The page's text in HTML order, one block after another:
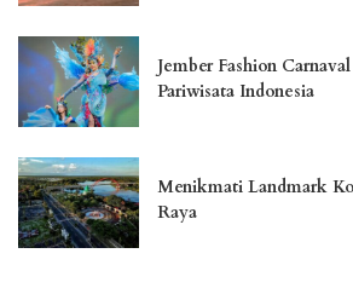
Jember Fashion
Pariwisata Indonesia
Menikmati Landmark
Raya